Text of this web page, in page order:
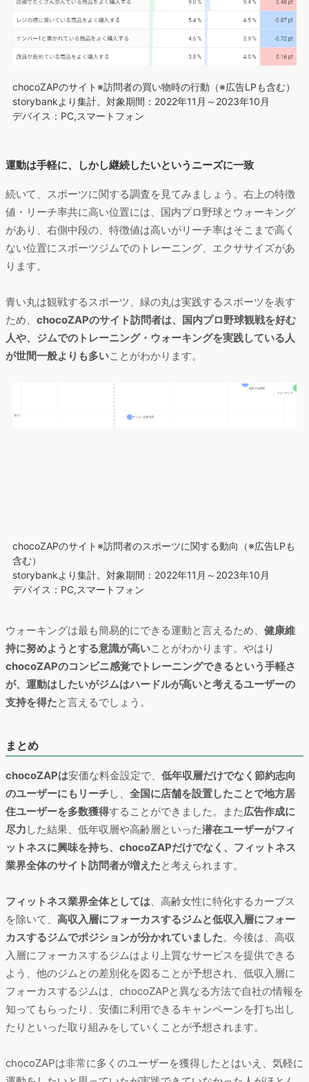
chocoZAPのサイト※訪問者の買い物時の行動（※広告LPも含む）
storybankより集計。対象期間：2022年11月～2023年10月
デバイス：PC,スマートフォン
運動は手軽に、しかし継続したいというニーズに一致
続いて、スポーツに関する調査を見てみましょう。右上の特徴
値・リーチ率共に高い位置には、国内プロ野球とウォーキング
があり、右側中段の、特徴値は高いがリーチ率はそこまで高く
ない位置にスポーツジムでのトレーニング、エクササイズがあ
ります。
青い丸は観戦するスポーツ、緑の丸は実践するスポーツを表す
ため、 chocoZAPのサイト訪問者は、国内プロ野球観戦を好む
人や、ジムでのトレーニング・ウォーキングを実践している人
が世間一般よりも多いことがわかります。
chocoZAPのサイト※訪問者のスポーツに関する動向（※広告LPも
含む）
storybankより集計。対象期間：2022年11月～2023年10月
デバイス：PC,スマートフォン
ウォーキングは最も簡易的にできる運動と言えるため、 健康維
持に努めようとする意識が高いことがわかります。やはり
chocoZAPのコンビニ感覚でトレーニングできるという手軽さ
が、運動はしたいがジムはハードルが高いと考えるユーザーの
支持を得たと言えるでしょう。
まとめ
chocoZAPは安価な料金設定で、 低年収層だけでなく節約志向
のユーザーにもリーチし、 全国に店舗を設置したことで地方居
住ユーザーを多数獲得することができました。また広告作成に
尽力 した結果、低年収層や高齢層といった潜在ユーザーがフィ
ットネスに興味を持ち、chocoZAPだけでなく、フィットネス
業界全体のサイト訪問者が増えたと考えられます。
フィットネス業界全体としては、高齢女性に特化するカーブス
を除いて、 高収入層にフォーカスするジムと低収入層にフォー
カスするジムでポジションが分かれていました。今後は、高収
入層にフォーカスするジムはより上質なサービスを提供できる
よう、他のジムとの差別化を図ることが予想され、低収入層に
フォーカスするジムは、chocoZAPと異なる方法で自社の情報を
知ってもらったり、安価に利用できるキャンペーンを打ち出し
たりといった取り組みをしていくことが予想されます。
chocoZAPは非常に多くのユーザーを獲得したとはいえ、気軽に